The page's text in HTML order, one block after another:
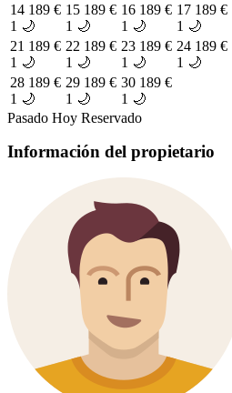
14 189 €
1 🌙
15 189 €
1 🌙
16 189 €
1 🌙
17 189 €
1 🌙
21 189 €
1 🌙
22 189 €
1 🌙
23 189 €
1 🌙
24 189 €
1 🌙
28 189 €
1 🌙
29 189 €
1 🌙
30 189 €
1 🌙
Pasado Hoy Reservado
Información del propietario